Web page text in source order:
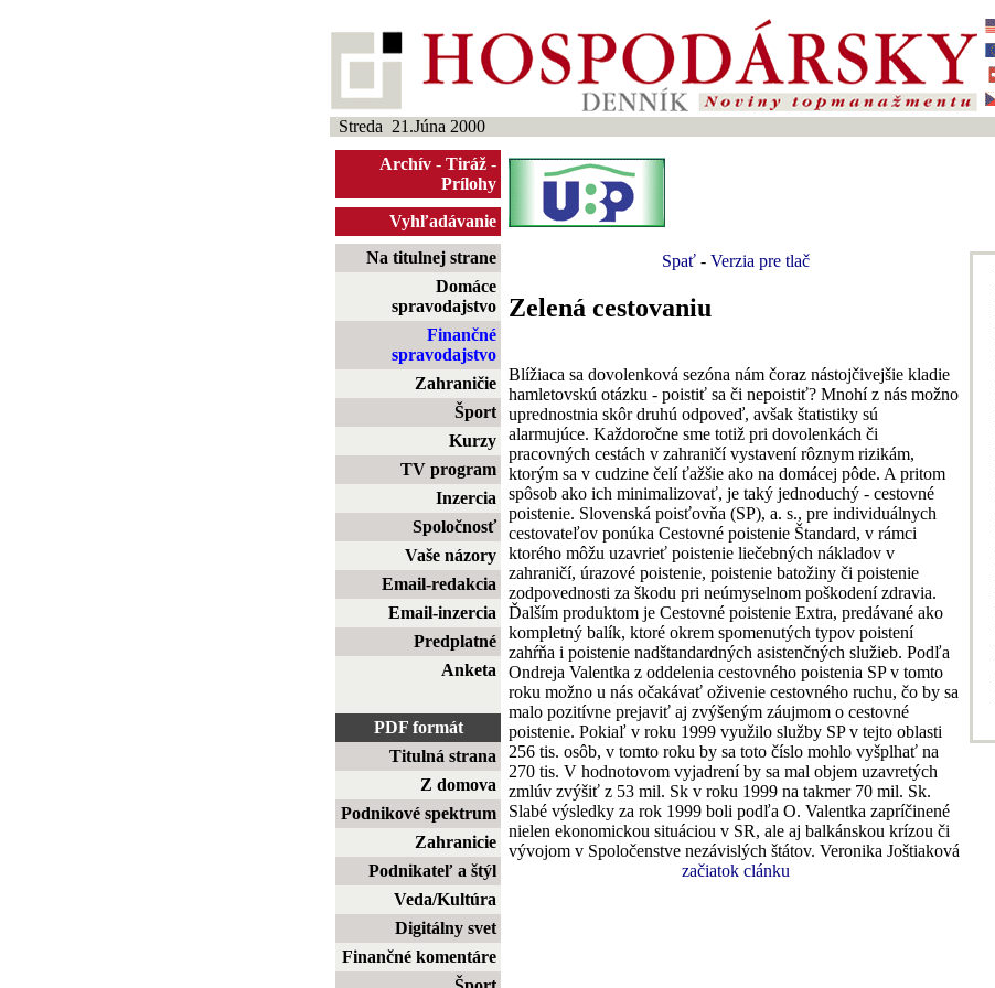
Streda 21.Júna 2000
Archív - Tiráž -
Prílohy
Vyhľadávanie
Na titulnej strane
Domáce
spravodajstvo
Finančné
spravodajstvo
Zahraničie
Šport
Kurzy
TV program
Inzercia
Spoločnosť
Vaše názory
Email-redakcia
Email-inzercia
Predplatné
Anketa
PDF formát
Titulná strana
Z domova
Podnikové spektrum
Zahranicie
Podnikateľ a štýl
Veda/Kultúra
Digitálny svet
Finančné komentáre
Spať- Verzia pre tlač
Zelená cestovaniu
Blížiaca sa dovolenková sezóna nám čoraz nástojčivejšie kladie
hamletovskú otázku - poistiť sa či nepoistiť? Mnohí z nás možno
uprednostnia skôr druhú odpoveď, avšak štatistiky sú
alarmujúce. Každoročne sme totiž pri dovolenkách či
pracovných cestách v zahraničí vystavení rôznym rizikám,
ktorým sa v cudzine čelí ťažšie ako na domácej pôde. A pritom
spôsob ako ich minimalizovať, je taký jednoduchý - cestovné
poistenie. Slovenská poisťovňa (SP), a. s., pre individuálnych
cestovateľov ponúka Cestovné poistenie Štandard, v rámci
ktorého môžu uzavrieť poistenie liečebných nákladov v
zahraničí, úrazové poistenie, poistenie batožiny či poistenie
zodpovednosti za škodu pri neúmyselnom poškodení zdravia.
Ďalším produktom je Cestovné poistenie Extra, predávané ako
kompletný balík, ktoré okrem spomenutých typov poistení
zahŕňa i poistenie nadštandardných asistenčných služieb. Podľa
Ondreja Valentka z oddelenia cestovného poistenia SP v tomto
roku možno u nás očakávať oživenie cestovného ruchu, čo by sa
malo pozitívne prejaviť aj zvýšeným záujmom o cestovné
poistenie. Pokiaľ v roku 1999 využilo služby SP v tejto oblasti
256 tis. osôb, v tomto roku by sa toto číslo mohlo vyšplhať na
270 tis. V hodnotovom vyjadrení by sa mal objem uzavretých
zmlúv zvýšiť z 53 mil. Sk v roku 1999 na takmer 70 mil. Sk.
Slabé výsledky za rok 1999 boli podľa O. Valentka zapríčinené
nielen ekonomickou situáciou v SR, ale aj balkánskou krízou či
vývojom v Spoločenstve nezávislých štátov. Veronika Joštiaková
začiatok clánku